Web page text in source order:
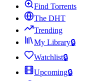
Find Torrents
The DHT
Trending
My Library🔒
Watchlist🔒
Upcoming🔒